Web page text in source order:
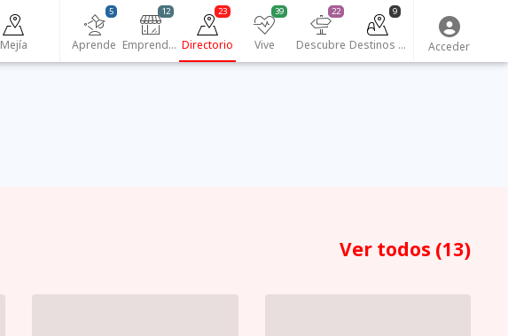
Mejí­a Aprende
5
Emprendedores
12
Directorio
23
Vive
39
Descubre
22
Destinos turísticos
9
Acceder
Ver todos (13)